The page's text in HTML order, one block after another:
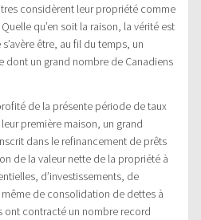
considèrent leur propriété comme
qu’en soit la raison, la vérité est
être, au fil du temps, un
dont un grand nombre de Canadiens
de la présente période de taux
première maison, un grand
dans le refinancement de prêts
de la valeur nette de la propriété à
d’investissements, de
de consolidation de dettes à
ont contracté un nombre record